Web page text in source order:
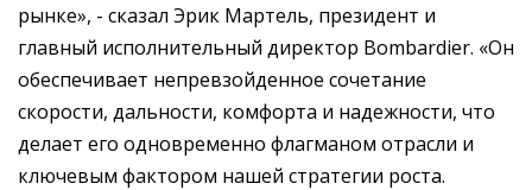
рынке», - сказал Эрик Мартель, президент и
главный исполнительный директор Bombardier. «Он
обеспечивает непревзойденное сочетание
скорости, дальности, комфорта и надежности, что
делает его одновременно флагманом отрасли и
ключевым фактором нашей стратегии роста.